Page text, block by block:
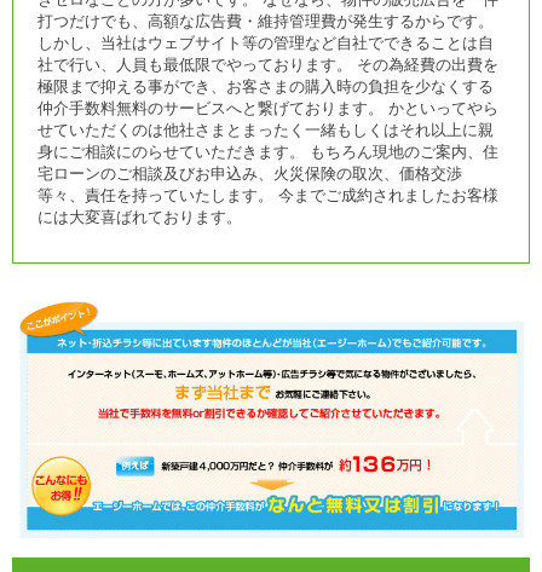
打つだけでも、高額な広告費・維持管理費が発生するからです。
しかし、当社はウェブサイト等の管理など自社でできることは自
社で行い、人員も最低限でやっております。 その為経費の出費を
極限まで抑える事ができ、お客さまの購入時の負担を少なくする
仲介手数料無料のサービスへと繋げております。 かといってやら
せていただくのは他社さまとまったく一緒もしくはそれ以上に親
身にご相談にのらせていただきます。 もちろん現地のご案内、住
宅ローンのご相談及びお申込み、火災保険の取次、価格交渉
等々、責任を持っていたします。 今までご成約されましたお客様
には大変喜ばれております。